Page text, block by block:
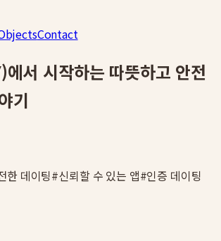
Contact
서 시작하는 따뜻하고 안전
기
한 데이팅#신뢰할 수 있는 앱#인증 데이팅